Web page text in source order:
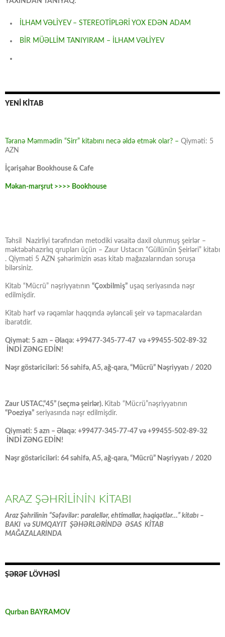
İLHAM VƏLİYEV – STEREOTİPLƏRİ YOX EDƏN ADAM
BİR MÜƏLLİM TANIYIRAM – İLHAM VƏLİYEV
YENİ KİTAB
Təranə Məmmədin “Sirr” kitabını necə əldə etmək olar? – Qiyməti: 5
AZN
İçərişəhər Bookhouse & Cafe
Məkan-marşrut >>>> Bookhouse
Təhsil Nazirliyi tərəfindən metodiki vəsaitə daxil olunmuş şeirlər –
məktəbəhazırlıq qrupları üçün – Zaur Ustacın “Güllünün Şeirləri” kitabı
. Qiyməti 5 AZN şəhərimizin əsas kitab mağazalarından soruşa
bilərsiniz.
Kitab “Mücrü” nəşriyyatının “Çoxbilmiş” uşaq seriyasında nəşr
edilmişdir.
Kitab hərf və rəqəmlər haqqında əyləncəli şeir və tapmacalardan
ibarətdir.
Qiymət: 5 azn – Əlaqə: +99477-345-77-47 və +99455-502-89-32
İNDİ ZƏNG EDİN!
Nəşr göstəriciləri: 56 səhifə, A5, ağ-qara, “Mücrü” Nəşriyyatı / 2020
Zaur USTAC,“45” (seçmə şeirlər). Kitab “Mücrü”nəşriyyatının
“Poeziya” seriyasında nəşr edilmişdir.
Qiyməti: 5 azn – Əlaqə: +99477-345-77-47 və +99455-502-89-32
İNDİ ZƏNG EDİN!
Nəşr göstəriciləri: 64 səhifə, A5, ağ-qara, “Mücrü” Nəşriyyatı / 2020
ARAZ ŞƏHRİLİNİN KİTABI
Araz Şəhrilinin “Səfəvilər: paralellər, ehtimallar, həqiqətlər…” kitabı –
BAKI və SUMQAYIT ŞƏHƏRLƏRİNDƏ ƏSAS KİTAB
MAĞAZALARINDA
ŞƏRƏF LÖVHƏSİ
Qurban BAYRAMOV